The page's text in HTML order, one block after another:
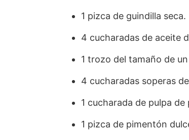
1 pizca de guindilla seca.
4 cucharadas de aceite
1 trozo del tamaño de
4 cucharadas soperas
1 cucharada de pulpa
1 pizca de pimentón